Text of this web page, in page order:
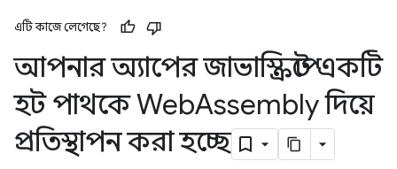
এটি কাজে লেগেছে?
আপনার অ্যাপের জাভাস্ক্রিপ্টে একটি
হট পাথকে WebAssembly দিয়ে
প্রতিস্থাপন করা হচ্ছে